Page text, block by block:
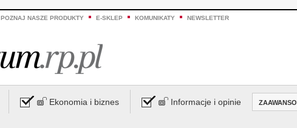
POZNAJ NASZE PRODUKTY E-SKLEP KOMUNIKATY NEWSLETTER
Ekonomia i biznes Informacje i opinie